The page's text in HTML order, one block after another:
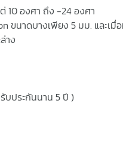
10 องศา ถึง -24 องศา
าดบางเพียง 5 มม. และเมื่
าง
บประกันนาน 5 ปี )